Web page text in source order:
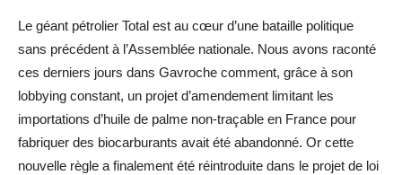
Le géant pétrolier Total est au cœur d’une bataille politique
sans précédent à l’Assemblée nationale. Nous avons raconté
ces derniers jours dans Gavroche comment, grâce à son
lobbying constant, un projet d’amendement limitant les
importations d’huile de palme non-traçable en France pour
fabriquer des biocarburants avait été abandonné. Or cette
nouvelle règle a finalement été réintroduite dans le projet de loi